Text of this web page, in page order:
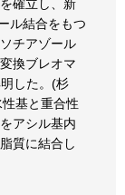
確立し、新
ル結合をもつ
チアゾール
換ブレオマ
した。(杉
基と重合性
アシル基内
質に結合し